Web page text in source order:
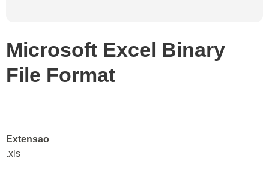
Microsoft Excel Binary
File Format
Extensao
.xls